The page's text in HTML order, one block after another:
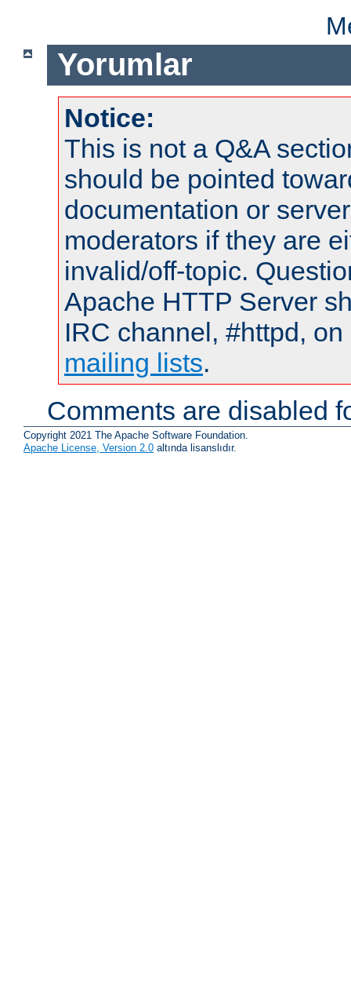
Yorumlar
Notice:
This is not a Q&A
should be pointed
documentation or
moderators if they are
invalid/off-topic.
Apache HTTP Server
IRC channel, #httpd,
mailing lists.
Comments are disabled
Copyright 2021 The Apache Software Foundation.
Apache License, Version 2.0 altında lisanslıdır.